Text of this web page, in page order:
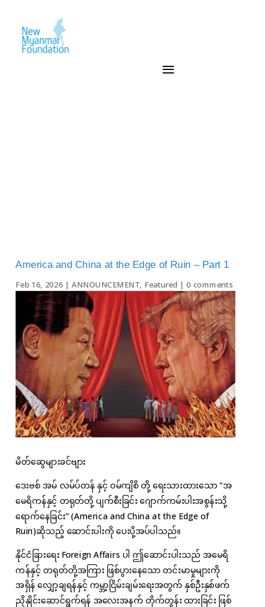
America and China at the Edge of Ruin – Part 1
Feb 16, 2026|ANNOUNCEMENT, Featured | 0 comments
မိတ်ဆွေများခင်ဗျား
ဒေးဗစ် အမ် လမ်ပ်တန် နှင့် ဝမ်ကျိစိ တို့ ရေးသားထားသော “အ
မေရိကန်နှင့် တရုတ်တို့ ပျက်စီးခြင်း ဂျောက်ကမ်းပါးအစွန်းသို့
ရောက်နေခြင်း” (America and China at the Edge of
Ruin)ဆိုသည့် ဆောင်းပါးကို ပေးပို့အပ်ပါသည်။
နိုင်ငံခြားရေး Foreign Affairs ပါ ဤဆောင်းပါးသည် အမေရိ
ကန်နှင့် တရုတ်တို့အကြား ဖြစ်ပွားနေသော တင်းမာမှုများကို
အရှိန် လျှော့ချရန်နှင့် ကမ္ဘာ့ငြိမ်းချမ်းရေးအတွက် နှစ်ဦးနှစ်ဖက်
ညှိနှိုင်းဆောင်ရွက်ရန် အလေးအနက် တိုက်တွန်း ထားခြင်း ဖြစ်